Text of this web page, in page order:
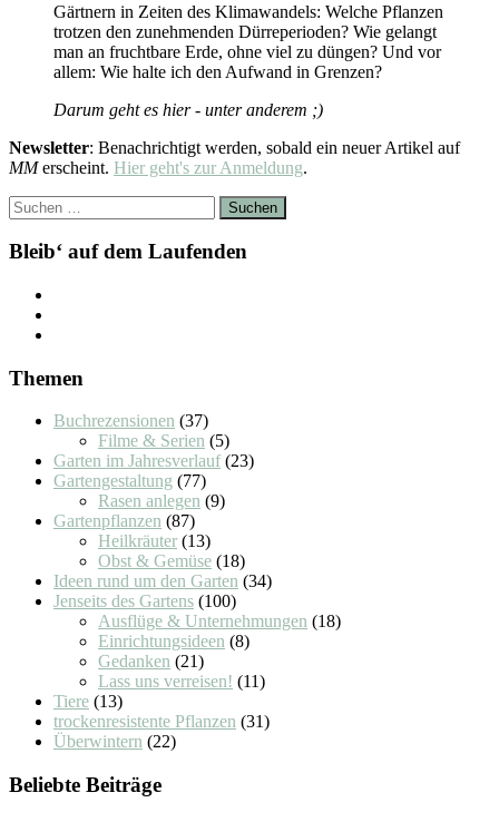
Gärtnern in Zeiten des Klimawandels: Welche Pflanzen
trotzen den zunehmenden Dürreperioden? Wie gelangt
man an fruchtbare Erde, ohne viel zu düngen? Und vor
allem: Wie halte ich den Aufwand in Grenzen?
Darum geht es hier - unter anderem ;)
Newsletter: Benachrichtigt werden, sobald ein neuer Artikel auf
MMerscheint. Hier geht's zur Anmeldung.
Suchen
nach:
Bleib‘ auf dem Laufenden
Themen
Buchrezensionen (37)
Filme & Serien (5)
Garten im Jahresverlauf(23)
Gartengestaltung (77)
Rasen anlegen (9)
Gartenpflanzen (87)
Heilkräuter (13)
Obst & Gemüse (18)
Ideen rund um den Garten (34)
Jenseits des Gartens (100)
Ausflüge & Unternehmungen (18)
Einrichtungsideen (8)
Gedanken (21)
Lass uns verreisen! (11)
Tiere (13)
trockenresistente Pflanzen (31)
Überwintern (22)
Beliebte Beiträge